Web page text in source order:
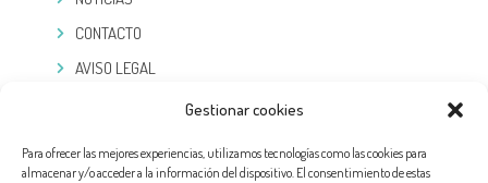
Gestionar cookies
Para ofrecer las mejores experiencias, utilizamos tecnologías como las cookies para
almacenar y/o acceder a la información del dispositivo. El consentimiento de estas
CONTACTO
AVISO LEGAL
POLÍTICA DE PRIVACIDAD